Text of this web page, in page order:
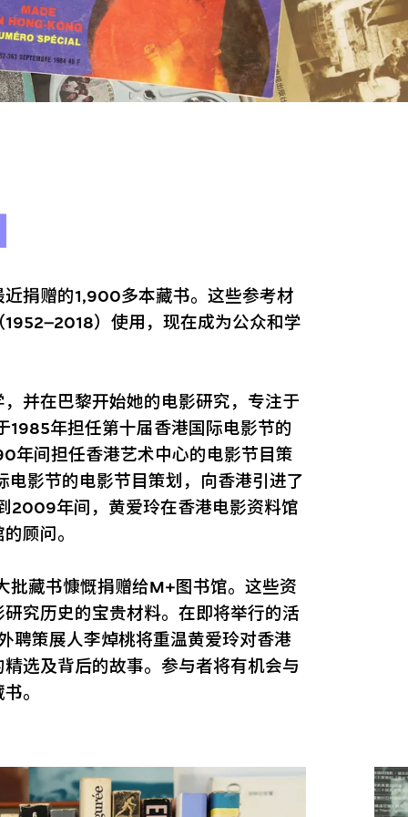
捐赠的1,900多本藏书。这些参考材
）使用，现在成为公众和学
并在巴黎开始她的电影研究，专注于
年担任第十届香港国际电影节的
年间担任香港艺术中心的电影节目策
影节的电影节目策划，向香港引进了
2009年间，黄爱玲在香港电影资料馆
顾问。
批藏书慷慨捐赠给M+图书馆。这些资
究历史的宝贵材料。在即将举行的活
聘策展人李焯桃将重温黄爱玲对香港
选及背后的故事。参与者将有机会与
。